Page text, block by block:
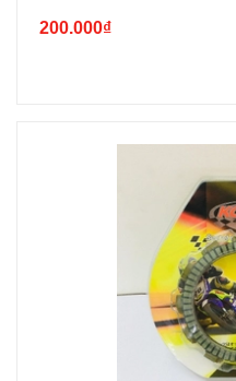
200.000₫